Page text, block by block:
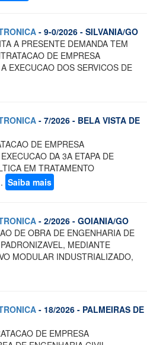
- 9-0/2026 - SILVANIA/GO
A PRESENTE DEMANDA TEM
DE EMPRESA
EXECUCAO DOS SERVICOS DE
- 7/2026 - BELA VISTA DE
DE EMPRESA
DA 3A ETAPA DE
EM TRATAMENTO
Saiba mais
- 2/2026 - GOIANIA/GO
DE OBRA DE ENGENHARIA DE
MEDIANTE
MODULAR INDUSTRIALIZADO,
- 18/2026 - PALMEIRAS DE
DE EMPRESA